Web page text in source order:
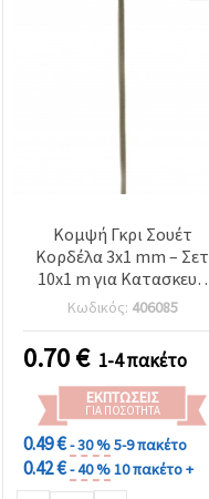
Κομψή Γκρι Σουέτ
Κορδέλα 3x1 mm – Σετ
10x1 m για Κατασκευή
Κοσμημάτων,
Χειροτεχνίες &
Δημιουργικά Σχέδια DIY
Κωδικός: 406085
0.70€ 1-4 πακέτο
ΕΚΠΤΏΣΕΙΣ
ΓΙΑ ΠΟΣΌΤΗΤΑ
0.49 €- 30 %5-9 πακέτο
0.42 €- 40 %10 πακέτο +